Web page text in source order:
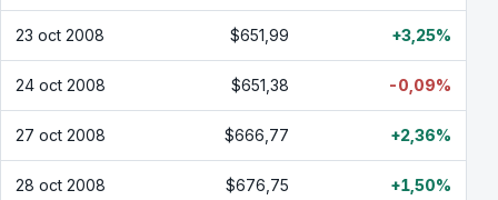
23 oct 2008 $651,99 +3,25%
24 oct 2008 $651,38 -0,09%
27 oct 2008 $666,77 +2,36%
28 oct 2008 $676,75 +1,50%